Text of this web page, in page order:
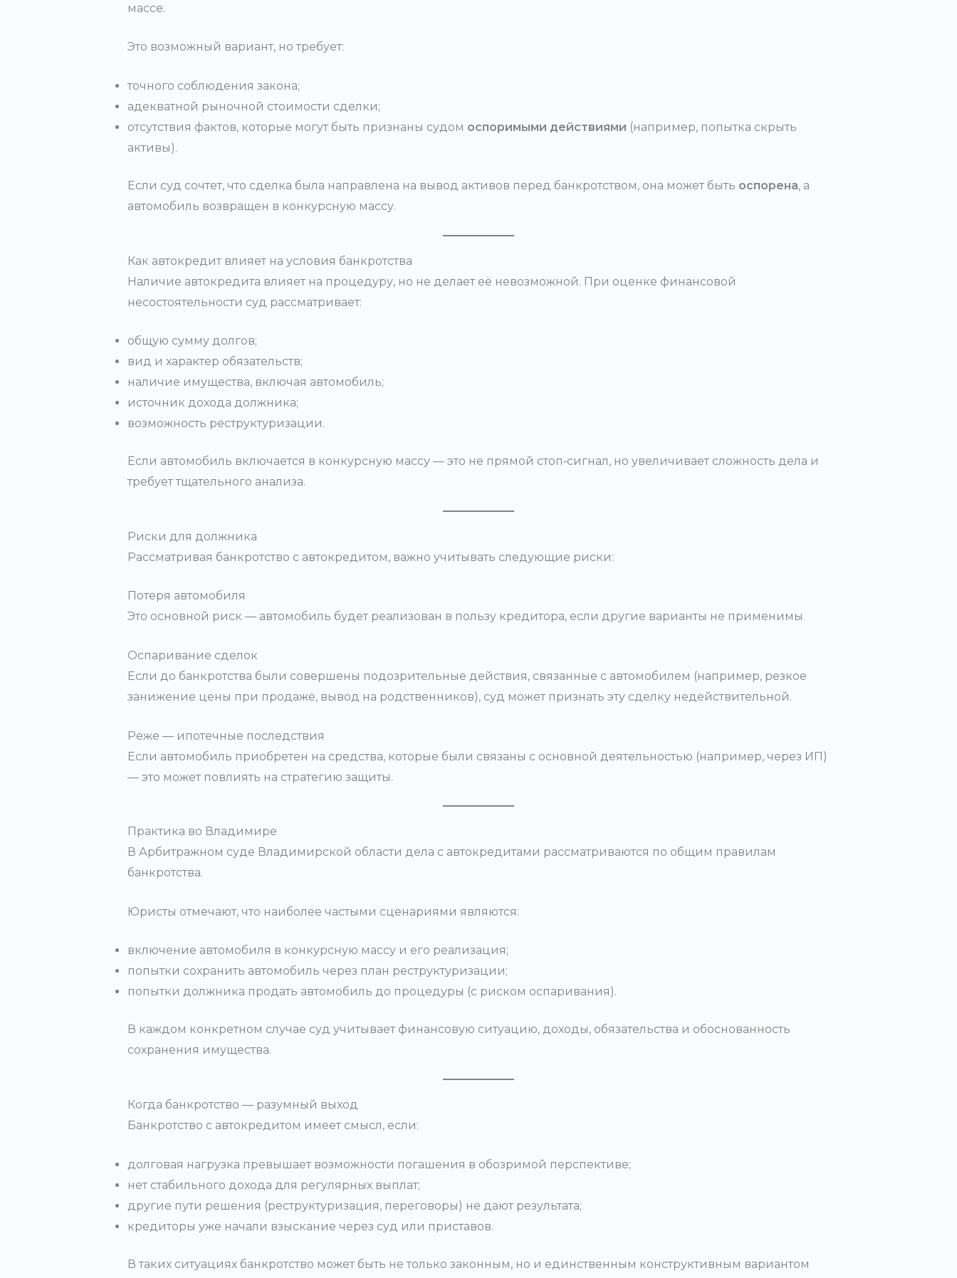
массе.
Это возможный вариант, но требует:
точного соблюдения закона;
адекватной рыночной стоимости сделки;
отсутствия фактов, которые могут быть признаны судом оспоримыми действиями (например, попытка скрыть
активы).
Если суд сочтет, что сделка была направлена на вывод активов перед банкротством, она может быть оспорена, а
автомобиль возвращен в конкурсную массу.
Как автокредит влияет на условия банкротства
Наличие автокредита влияет на процедуру, но не делает её невозможной. При оценке финансовой
несостоятельности суд рассматривает:
общую сумму долгов;
вид и характер обязательств;
наличие имущества, включая автомобиль;
источник дохода должника;
возможность реструктуризации.
Если автомобиль включается в конкурсную массу — это не прямой стоп‑сигнал, но увеличивает сложность дела и
требует тщательного анализа.
Риски для должника
Рассматривая банкротство с автокредитом, важно учитывать следующие риски:
Потеря автомобиля
Это основной риск — автомобиль будет реализован в пользу кредитора, если другие варианты не применимы.
Оспаривание сделок
Если до банкротства были совершены подозрительные действия, связанные с автомобилем (например, резкое
занижение цены при продаже, вывод на родственников), суд может признать эту сделку недействительной.
Реже — ипотечные последствия
Если автомобиль приобретен на средства, которые были связаны с основной деятельностью (например, через ИП)
— это может повлиять на стратегию защиты.
Практика во Владимире
В Арбитражном суде Владимирской области дела с автокредитами рассматриваются по общим правилам
банкротства.
Юристы отмечают, что наиболее частыми сценариями являются:
включение автомобиля в конкурсную массу и его реализация;
попытки сохранить автомобиль через план реструктуризации;
попытки должника продать автомобиль до процедуры (с риском оспаривания).
В каждом конкретном случае суд учитывает финансовую ситуацию, доходы, обязательства и обоснованность
сохранения имущества.
Когда банкротство — разумный выход
Банкротство с автокредитом имеет смысл, если:
долговая нагрузка превышает возможности погашения в обозримой перспективе;
нет стабильного дохода для регулярных выплат;
другие пути решения (реструктуризация, переговоры) не дают результата;
кредиторы уже начали взыскание через суд или приставов.
В таких ситуациях банкротство может быть не только законным, но и единственным конструктивным вариантом